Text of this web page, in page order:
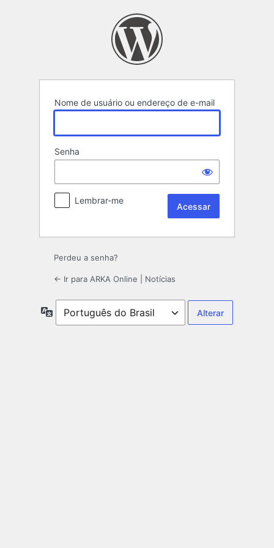
Nome de usuário ou endereço de e-mail
Senha
Lembrar-me
Perdeu a senha?
← Ir para ARKA Online | Notícias
Idioma